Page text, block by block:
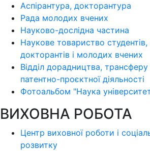
Аспірантура, докторантура
Рада молодих вчених
Науково-дослідна частина
Наукове товариство студентів,
докторантів і молодих вчених
Відділ дорадництва, трансферу
патентно-проєктної діяльності
Фотоальбом "Наука
ВИХОВНА РОБОТА
Центр виховної роботи і
розвитку